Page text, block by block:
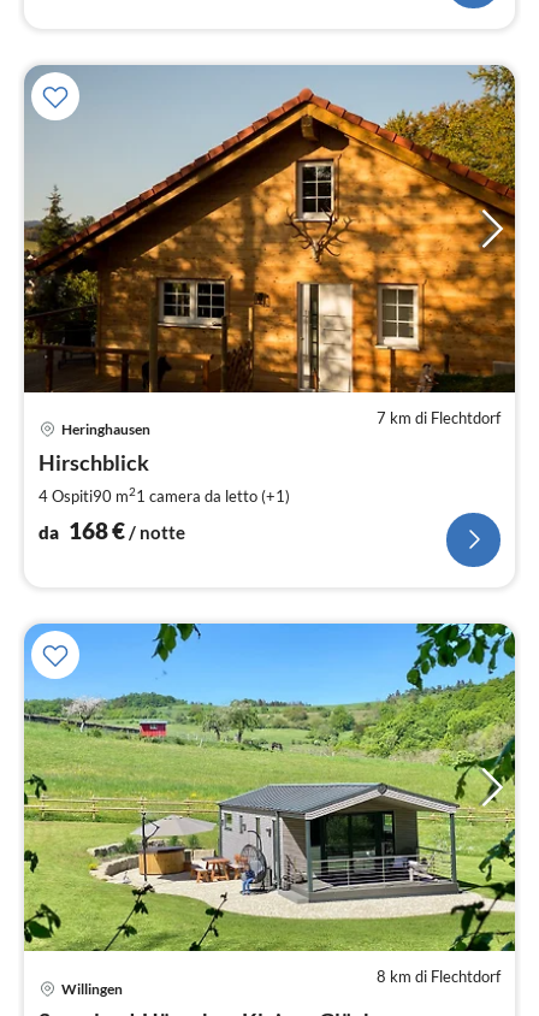
7 km di Flechtdorf
Heringhausen
Hirschblick
4 Ospiti90 m21 camera da letto (+1)
da 168€/ notte
8 km di Flechtdorf
Willingen